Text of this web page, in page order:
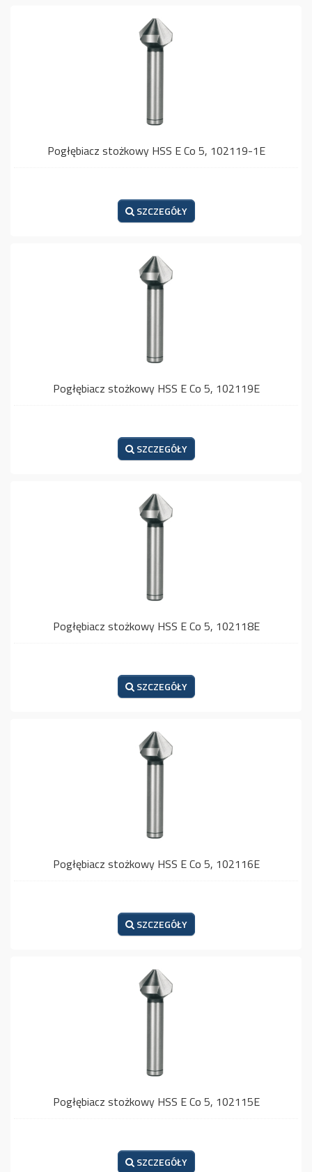
Pogłębiacz stożkowy HSS E Co 5, 102119-1E
SZCZEGÓŁY
Pogłębiacz stożkowy HSS E Co 5, 102119E
SZCZEGÓŁY
Pogłębiacz stożkowy HSS E Co 5, 102118E
SZCZEGÓŁY
Pogłębiacz stożkowy HSS E Co 5, 102116E
SZCZEGÓŁY
Pogłębiacz stożkowy HSS E Co 5, 102115E
SZCZEGÓŁY